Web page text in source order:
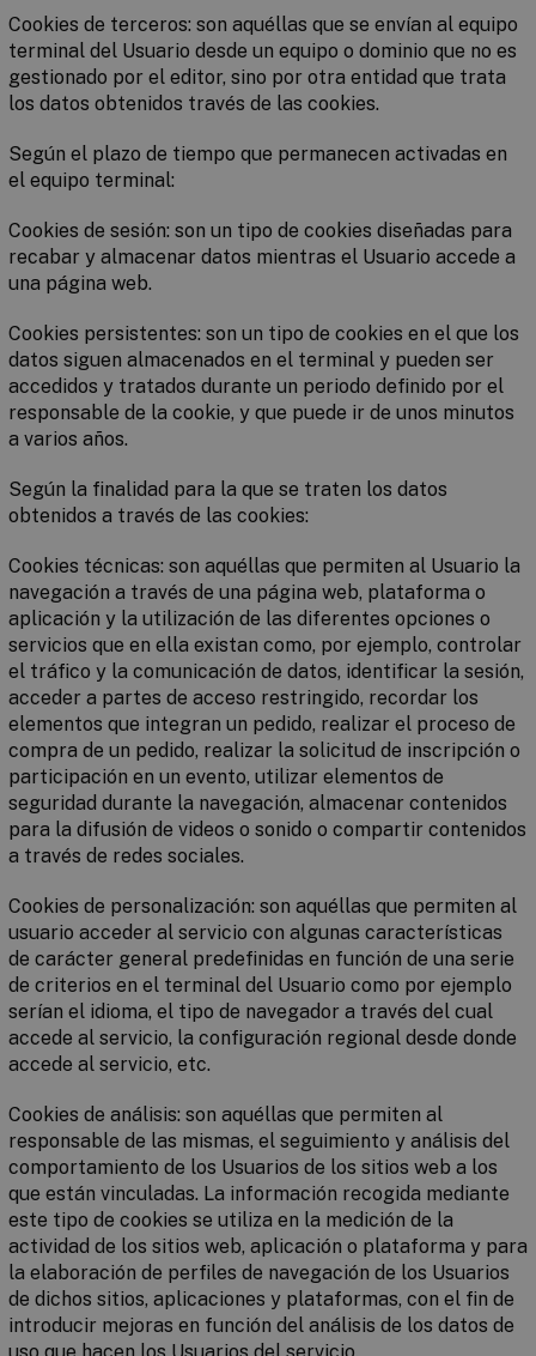
Cookies de terceros: son aquéllas que se envían al equipo
terminal del Usuario desde un equipo o dominio que no es
gestionado por el editor, sino por otra entidad que trata
los datos obtenidos través de las cookies.
Según el plazo de tiempo que permanecen activadas en
el equipo terminal:
Cookies de sesión: son un tipo de cookies diseñadas para
recabar y almacenar datos mientras el Usuario accede a
una página web.
Cookies persistentes: son un tipo de cookies en el que los
datos siguen almacenados en el terminal y pueden ser
accedidos y tratados durante un periodo definido por el
responsable de la cookie, y que puede ir de unos minutos
a varios años.
Según la finalidad para la que se traten los datos
obtenidos a través de las cookies:
Cookies técnicas: son aquéllas que permiten al Usuario la
navegación a través de una página web, plataforma o
aplicación y la utilización de las diferentes opciones o
servicios que en ella existan como, por ejemplo, controlar
el tráfico y la comunicación de datos, identificar la sesión,
acceder a partes de acceso restringido, recordar los
elementos que integran un pedido, realizar el proceso de
compra de un pedido, realizar la solicitud de inscripción o
participación en un evento, utilizar elementos de
seguridad durante la navegación, almacenar contenidos
para la difusión de videos o sonido o compartir contenidos
a través de redes sociales.
Cookies de personalización: son aquéllas que permiten al
usuario acceder al servicio con algunas características
de carácter general predefinidas en función de una serie
de criterios en el terminal del Usuario como por ejemplo
serían el idioma, el tipo de navegador a través del cual
accede al servicio, la configuración regional desde donde
accede al servicio, etc.
Cookies de análisis: son aquéllas que permiten al
responsable de las mismas, el seguimiento y análisis del
comportamiento de los Usuarios de los sitios web a los
que están vinculadas. La información recogida mediante
este tipo de cookies se utiliza en la medición de la
actividad de los sitios web, aplicación o plataforma y para
la elaboración de perfiles de navegación de los Usuarios
de dichos sitios, aplicaciones y plataformas, con el fin de
introducir mejoras en función del análisis de los datos de
uso que hacen los Usuarios del servicio.